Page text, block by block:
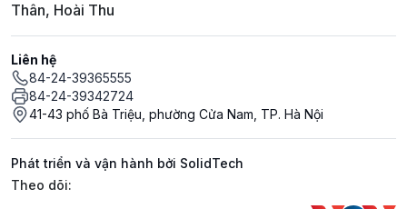
Thân, Hoài Thu
Liên hệ
84-24-39365555
84-24-39342724
41-43 phố Bà Triệu, phường Cửa Nam, TP. Hà Nội
Phát triển và vận hành bởi SolidTech
Mạng xã hội
Theo dõi: